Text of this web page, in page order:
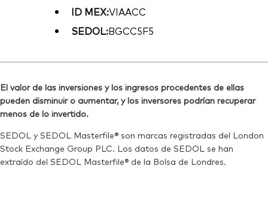
ID MEX:VIAACC
SEDOL:BGCC5F5
El valor de las inversiones y los ingresos procedentes de ellas
pueden disminuir o aumentar, y los inversores podrían recuperar
menos de lo invertido.
SEDOL y SEDOL Masterfile® son marcas registradas del London
Stock Exchange Group PLC. Los datos de SEDOL se han
extraído del SEDOL Masterfile® de la Bolsa de Londres.